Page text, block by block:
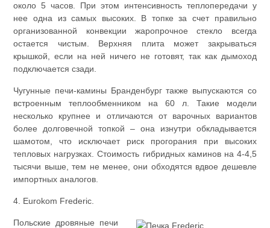
около 5 часов. При этом интенсивность теплопередачи у
нее одна из самых высоких. В топке за счет правильно
организованной конвекции жаропрочное стекло всегда
остается чистым. Верхняя плита может закрываться
крышкой, если на ней ничего не готовят, так как дымоход
подключается сзади.
Чугунные печи-камины Бранденбург также выпускаются со
встроенным теплообменником на 60 л. Такие модели
несколько крупнее и отличаются от варочных вариантов
более долговечной топкой – она изнутри обкладывается
шамотом, что исключает риск прогорания при высоких
тепловых нагрузках. Стоимость гибридных каминов на 4-4,5
тысячи выше, тем не менее, они обходятся вдвое дешевле
импортных аналогов.
4. Eurokom Frederic.
Польские дровяные печи